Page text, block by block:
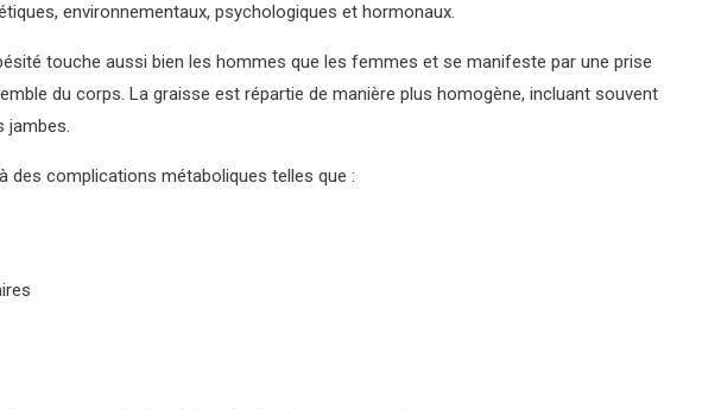
environnementaux, psychologiques et hormonaux.
touche aussi bien les hommes que les femmes et se manifeste par une prise
du corps. La graisse est répartie de manière plus homogène, incluant souvent
jambes.
des complications métaboliques telles que :